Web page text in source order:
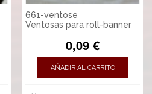
661-ventose
Ventosas para roll-banner
0,09 €
AÑADIR AL CARRITO